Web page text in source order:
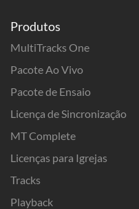
Produtos
MultiTracks One
Pacote Ao Vivo
Pacote de Ensaio
Licença de Sincronização
MT Complete
Licenças para Igrejas
Tracks
Playback